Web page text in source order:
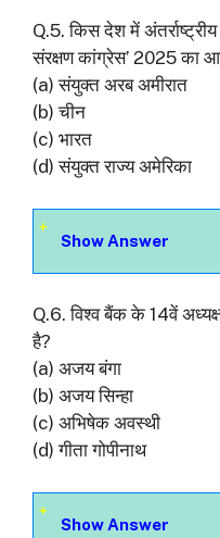
Q.5. किस देश में
संरक्षण कांग्रेस’ 2025 का
(a) संयुक्त अरब अमीरात
(b) चीन
(c) भारत
(d) संयुक्त राज्य अमेरिका
Show Answer
Q.6. विश्व बैंक के 14वें
है?
(a) अजय बंगा
(b) अजय सिन्हा
(c) अभिषेक अवस्थी
(d) गीता गोपीनाथ
Show Answer